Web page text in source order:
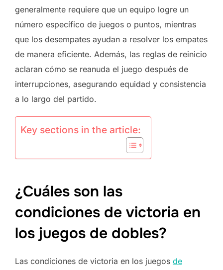
generalmente requiere que un equipo logre un
número específico de juegos o puntos, mientras
que los desempates ayudan a resolver los empates
de manera eficiente. Además, las reglas de reinicio
aclaran cómo se reanuda el juego después de
interrupciones, asegurando equidad y consistencia
a lo largo del partido.
Key sections in the article:
¿Cuáles son las
condiciones de victoria en
los juegos de dobles?
Las condiciones de victoria en los juegos de